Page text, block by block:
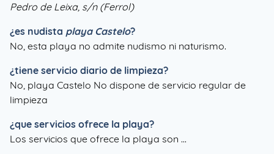
Pedro de Leixa, s/n (Ferrol)
¿es nudista playa Castelo?
No, esta playa no admite nudismo ni naturismo.
¿tiene servicio diario de limpieza?
No, playa Castelo No dispone de servicio regular de
limpieza
¿que servicios ofrece la playa?
Los servicios que ofrece la playa son ...